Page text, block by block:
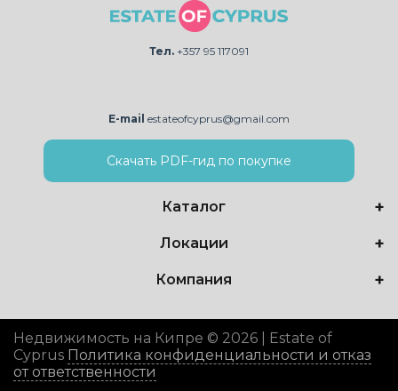
Тел. +357 95 117091
E-mail estateofcyprus@gmail.com
Скачать PDF-гид по покупке
Каталог
Локации
Компания
Недвижимость на Кипре © 2026 | Estate of
Cyprus Политика конфиденциальности и отказ
от ответственности